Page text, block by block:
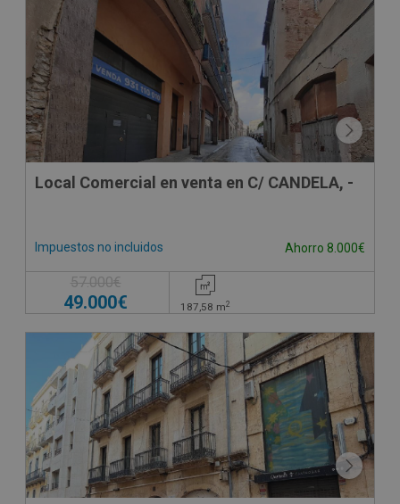
Local Comercial en venta en C/ CANDELA, -
Impuestos no incluidos Ahorro 8.000€
57.000€
49.000€ 187,58 m2